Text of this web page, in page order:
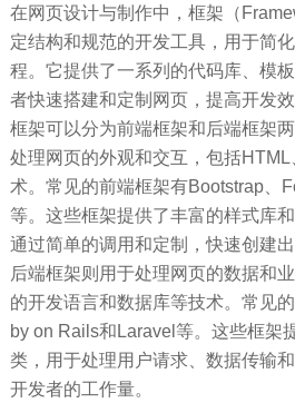
在网页设计与制作中，框架（
定结构和规范的开发工具，用于简
程。它提供了一系列的代码库、模
者快速搭建和定制网页，提高开发效
框架可以分为前端框架和后端框架
处理网页的外观和交互，包括
术。常见的前端框架有Bootstrap、
等。这些框架提供了丰富的样式库
通过简单的调用和定制，快速创建
后端框架则用于处理网页的数据和
的开发语言和数据库等技术。常见
by on Rails和Laravel等。这些框架
类，用于处理用户请求、数据传输
开发者的工作量。